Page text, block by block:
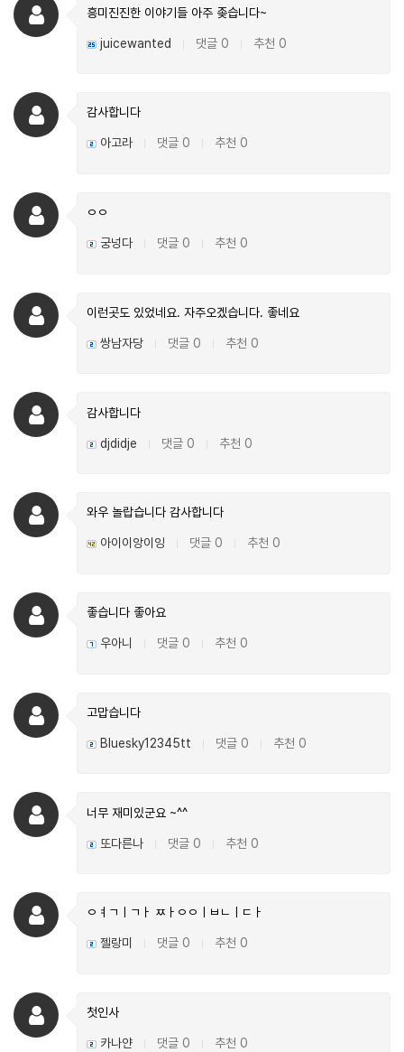
흥미진진한 이야기들 아주 좆습니다~
juicewanted 댓글 0 추천 0
감사합니다
아고라 댓글 0 추천 0
ㅇㅇ
궁넝다 댓글 0 추천 0
이런곳도 있었네요. 자주오겠습니다. 좋네요
쌍남자당 댓글 0 추천 0
감사합니다
djdidje 댓글 0 추천 0
와우 놀랍습니다 감사합니다
아이이앙이잉 댓글 0 추천 0
좋습니다 좋아요
우아니 댓글 0 추천 0
고맙습니다
Bluesky12345tt 댓글 0 추천 0
너무 재미있군요 ~^^
또다른나 댓글 0 추천 0
ㅇㅕㄱㅣㄱㅏ ㅉㅏㅇㅇㅣㅂㄴㅣㄷㅏ
젤랑미 댓글 0 추천 0
첫인사
카나얀 댓글 0 추천 0